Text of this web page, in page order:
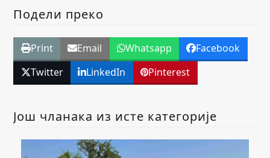
Подели преко
Print Email Whatsapp
Facebook
Twitter
LinkedIn Pinterest
Још чланака из исте категорије